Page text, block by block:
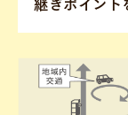
継ぎポイント